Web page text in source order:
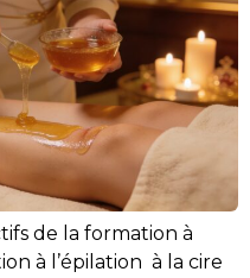
de la formation à
à l’épilation à la cire